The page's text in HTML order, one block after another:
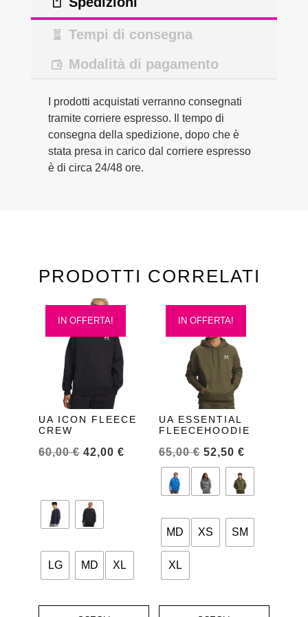
Tempi di consegna
Modalità di pagamento
I prodotti acquistati verranno consegnati
tramite corriere espresso. Il tempo di
consegna della spedizione, dopo che è
stata presa in carico dal corriere espresso
è di circa 24/48 ore.
PRODOTTI CORRELATI
IN OFFERTA!
UA ICON FLEECE
CREW
60,00€ 42,00 €
LG MD XL
Questo
prodotto
varianti.
opzioni
possono
essere
pagina
del
IN OFFERTA!
UA ESSENTIAL
FLEECEHOODIE
65,00€ 52,50 €
MD XS SM
XL
Questo
prodotto
varianti.
opzioni
possono
essere
scelte
nella
del
prodotto